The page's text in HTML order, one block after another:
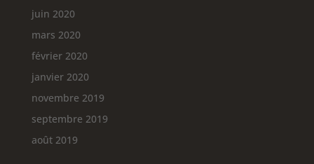
juin 2020
mars 2020
février 2020
janvier 2020
novembre 2019
septembre 2019
août 2019